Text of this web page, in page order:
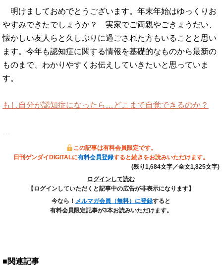
明けましておめでとうございます。年末年始はゆっくりお
やすみできたでしょうか？ 実家でご両親やごきょうだい、
懐かしい友人らと久しぶりに過ごされた方もいることと思い
ます。今年も認知症に関する情報を基礎的なものから最新の
ものまで、わかりやすくお伝えしていきたいと思っていま
す。
もし自分が認知症になったら…どこまで自覚できるのか？
この記事は有料会員限定です。
日刊ゲンダイDIGITALに有料会員登録すると続きをお読みいただけます。
(残り1,684文字／全文1,825文字)
ログインして読む
【ログインしていただくと記事中の広告が非表示になります】
今なら！ メルマガ会員（無料）に登録すると
有料会員限定記事が3本お読みいただけます。
■関連記事